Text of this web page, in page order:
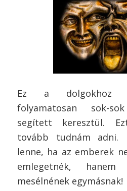
Ez a dolgokhoz
folyamatosan sok-
segített keresztül.
tovább tudnám adni.
lenne, ha az emberek
emlegetnék,
mesélnének egymásnak!